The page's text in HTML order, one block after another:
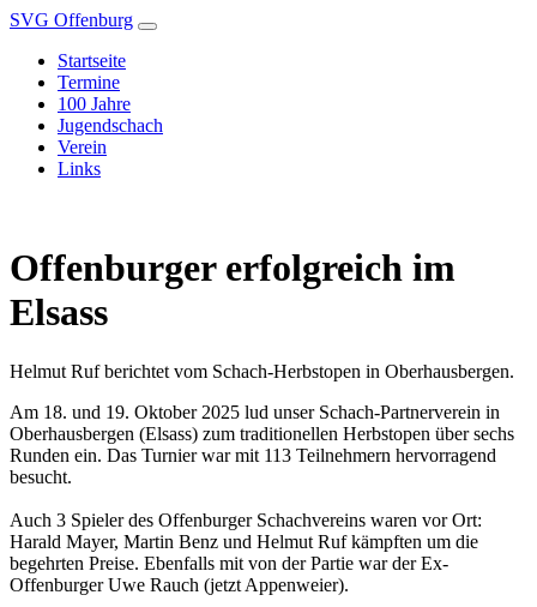
SVG Offenburg
Startseite
Termine
100 Jahre
Jugendschach
Verein
Links
Offenburger erfolgreich im
Elsass
Helmut Ruf berichtet vom Schach-Herbstopen in Oberhausbergen.
Am 18. und 19. Oktober 2025 lud unser Schach-Partnerverein in
Oberhausbergen (Elsass) zum traditionellen Herbstopen über sechs
Runden ein. Das Turnier war mit 113 Teilnehmern hervorragend
besucht.
Auch 3 Spieler des Offenburger Schachvereins waren vor Ort:
Harald Mayer, Martin Benz und Helmut Ruf kämpften um die
begehrten Preise. Ebenfalls mit von der Partie war der Ex-
Offenburger Uwe Rauch (jetzt Appenweier).